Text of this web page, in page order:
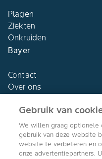
Plagen
Ziekten
Onkruiden
Bayer
Contact
Over ons
Agro Bayer
Nederland
Gebruik van
We willen graag optionele
gebruik van deze website
website te verbeteren en
onze advertentiepartners.